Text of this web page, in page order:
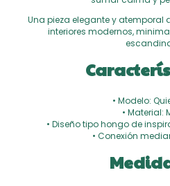
Una pieza elegante y atemporal
interiores modernos,
• Modelo:
• Material:
• Diseño tipo hongo de
• Conexión